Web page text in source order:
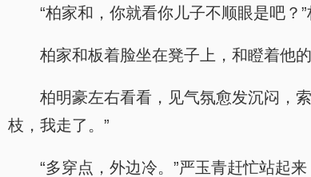
“柏家和，你就看你儿子不顺眼是吧？
柏家和板着脸坐在凳子上，和瞪着他
柏明豪左右看看，见气氛愈发沉闷，
枝，我走了。”
“多穿点，外边冷。”严玉青赶忙站起